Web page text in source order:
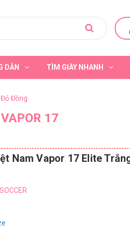
DẪN TÌM GIÀY NHANH
Đồng
17
Nam Vapor 17 Elite